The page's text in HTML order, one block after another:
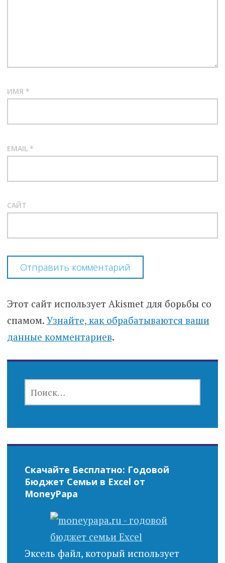
ИМЯ *
EMAIL *
САЙТ
Этот сайт использует Akismet для борьбы со
спамом. Узнайте, как обрабатываются ваши
данные комментариев.
Скачайте Бесплатно: Годовой
Бюджет Семьи в Excel от
MoneyPapa
Эксель файл, который использует